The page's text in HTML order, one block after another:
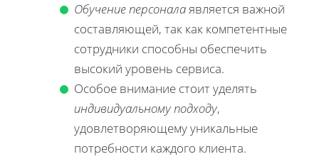
Обучение персоналаявляется важной
составляющей, так как компетентные
сотрудники способны обеспечить
высокий уровень сервиса.
Особое внимание стоит уделять
индивидуальному подходу,
удовлетворяющему уникальные
потребности каждого клиента.